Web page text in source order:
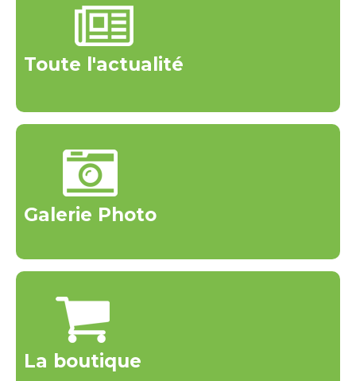
Toute l'actualité
Galerie Photo
La boutique